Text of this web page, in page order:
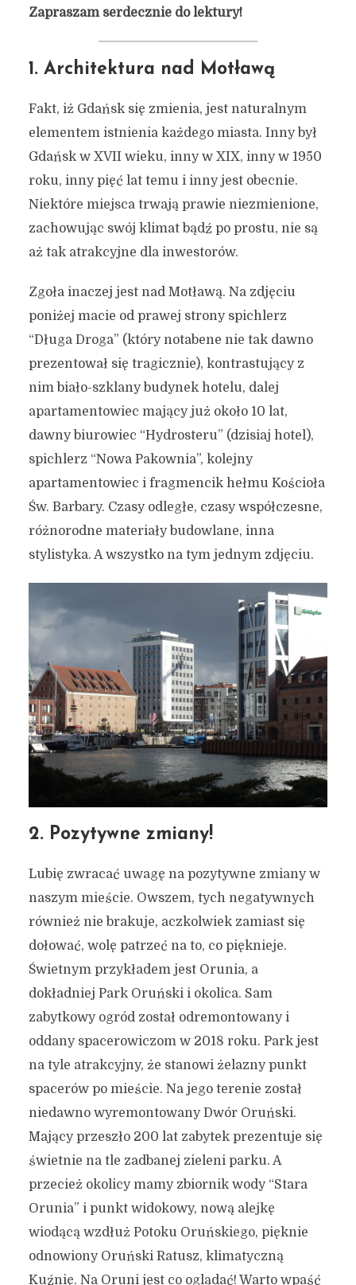
Zapraszam serdecznie do lektury!
1. Architektura nad Motławą
Fakt, iż Gdańsk się zmienia, jest naturalnym
elementem istnienia każdego miasta. Inny był
Gdańsk w XVII wieku, inny w XIX, inny w 1950
roku, inny pięć lat temu i inny jest obecnie.
Niektóre miejsca trwają prawie niezmienione,
zachowując swój klimat bądź po prostu, nie są
aż tak atrakcyjne dla inwestorów.
Zgoła inaczej jest nad Motławą. Na zdjęciu
poniżej macie od prawej strony spichlerz
“Długa Droga” (który notabene nie tak dawno
prezentował się tragicznie), kontrastujący z
nim biało-szklany budynek hotelu, dalej
apartamentowiec mający już około 10 lat,
dawny biurowiec “Hydrosteru” (dzisiaj hotel),
spichlerz “Nowa Pakownia”, kolejny
apartamentowiec i fragmencik hełmu Kościoła
Św. Barbary. Czasy odległe, czasy współczesne,
różnorodne materiały budowlane, inna
stylistyka. A wszystko na tym jednym zdjęciu.
2. Pozytywne zmiany!
Lubię zwracać uwagę na pozytywne zmiany w
naszym mieście. Owszem, tych negatywnych
również nie brakuje, aczkolwiek zamiast się
dołować, wolę patrzeć na to, co pięknieje.
Świetnym przykładem jest Orunia, a
dokładniej Park Oruński i okolica. Sam
zabytkowy ogród został odremontowany i
oddany spacerowiczom w 2018 roku. Park jest
na tyle atrakcyjny, że stanowi żelazny punkt
spacerów po mieście. Na jego terenie został
niedawno wyremontowany Dwór Oruński.
Mający przeszło 200 lat zabytek prezentuje się
świetnie na tle zadbanej zieleni parku. A
przecież okolicy mamy zbiornik wody “Stara
Orunia” i punkt widokowy, nową alejkę
wiodącą wzdłuż Potoku Oruńskiego, pięknie
odnowiony Oruński Ratusz, klimatyczną
Kuźnię. Na Oruni jest co oglądać! Warto wpaść